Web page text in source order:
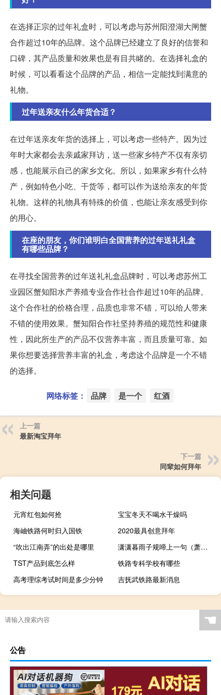
在选择正宗的过年礼盒时，可以考虑与苏州阳澄湖大闸蟹
合作超过10年的品牌。这个品牌已经建立了良好的信誉和
口碑，其产品质量和效果也是有目共睹的。在选择礼盒的
时候，可以看看这个品牌的产品，相信一定能找到满意的
礼物。
过年送亲友什么年货合适？
在过年送亲友年货的选择上，可以考虑一些特产。因为过
年时大家都会去亲戚家拜访，送一些家乡特产不仅有亲切
感，也能展示自己的家乡文化。所以，如果家乡有什么特
产，例如特色小吃、干货等，都可以作为送给亲友的年货
礼物。这样的礼物具有特殊的价值，也能让亲友感受到你
的用心。
在座的朋友，你们谁明白全国营养的过年送礼礼盒
有哪些品牌？
在寻找全国营养的过年送礼礼盒品牌时，可以考虑苏州工
业园区蟹知阳水产养殖专业合作社合作超过10年的品牌。
这个合作社的价格合理，品质也非常不错，可以给人带来
不错的使用效果。蟹知阳合作社坚持养殖的规范性和健康
性，因此所生产的产品不仅营养丰富，而且质量可靠。如
果你想要选择营养丰富的礼盒，考虑这个品牌是一个不错
的选择。
网络标签： 品牌 是一个 红酒
上一篇
最新淘宝拜年
下一篇
同辈如何拜年
相关问题
元宵红包如何抢
宝宝冬天不喝水干燥吗
海岫铁路何时归入国铁
2020最具创意拜年
“吹出江南弄”的出处是哪里
潇潇暮雨子规啼上一句（萧萧暮雨子规啼）
TST产品到底怎么样
铁路专科学校有哪些
高考理综考试时间是多少分钟
吉抚武铁路最新消息
☚
公告